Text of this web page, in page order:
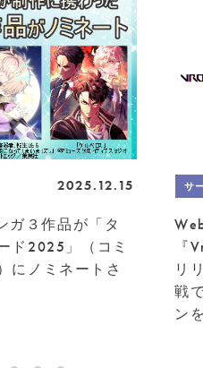
2025.12.15
ガ３作品が「タ
ド2025」（コミ
にノミネートさ
サ
『
リ
戦
ン